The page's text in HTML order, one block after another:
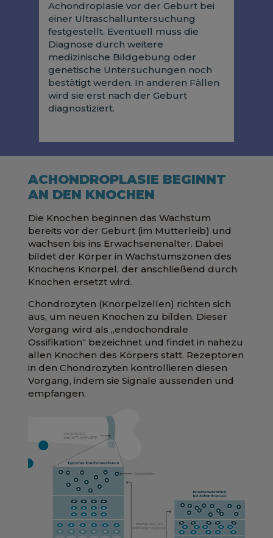
Achondroplasie vor der Geburt bei
einer Ultraschalluntersuchung
festgestellt. Eventuell muss die
Diagnose durch weitere
medizinische Bildgebung oder
genetische Untersuchungen noch
bestätigt werden. In anderen Fällen
wird sie erst nach der Geburt
diagnostiziert.
ACHONDROPLASIE BEGINNT
AN DEN KNOCHEN
Die Knochen beginnen das Wachstum
bereits vor der Geburt (im Mutterleib) und
wachsen bis ins Erwachsenenalter. Dabei
bildet der Körper in Wachstumszonen des
Knochens Knorpel, der anschließend durch
Knochen ersetzt wird.
Chondrozyten (Knorpelzellen) richten sich
aus, um neuen Knochen zu bilden. Dieser
Vorgang wird als „endochondrale
Ossifikation“ bezeichnet und findet in nahezu
allen Knochen des Körpers statt. Rezeptoren
in den Chondrozyten kontrollieren diesen
Vorgang, indem sie Signale aussenden und
empfangen.